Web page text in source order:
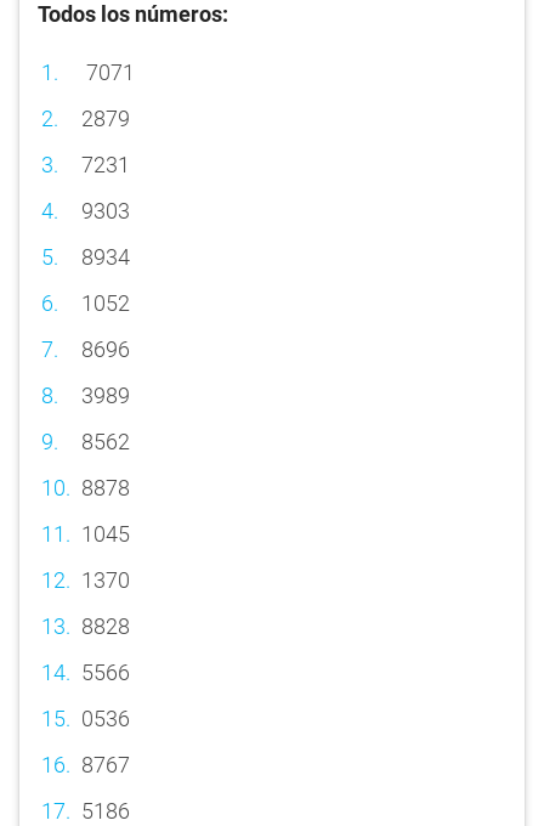
Todos los números:
7071
2879
7231
9303
8934
1052
8696
3989
8562
8878
1045
1370
8828
5566
0536
8767
5186